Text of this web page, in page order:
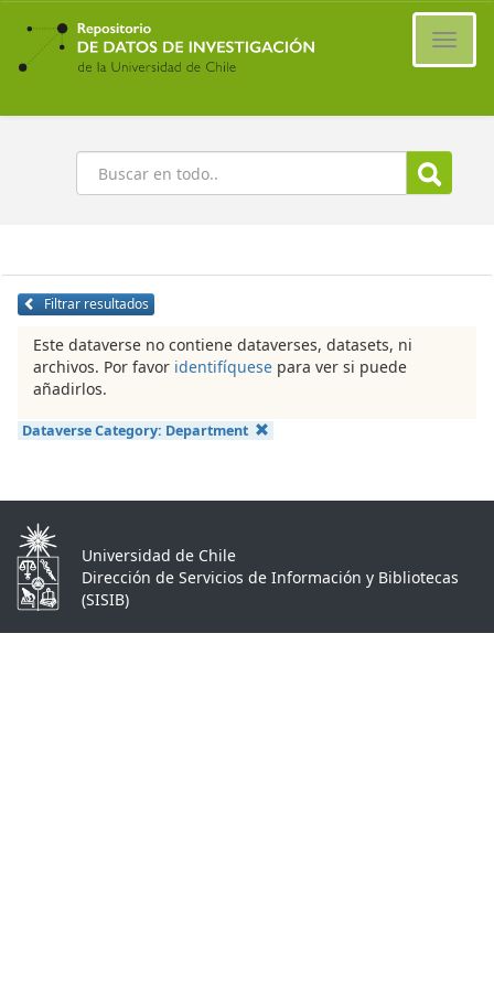
Ir
contenido
principal
Buscar
Filtrar resultados
Este dataverse no contiene dataverses, datasets, ni
archivos. Por favor identifíquese para ver si puede
añadirlos.
Dataverse Category: Department
Universidad de Chile
Dirección de Servicios de Información y Bibliotecas
(SISIB)